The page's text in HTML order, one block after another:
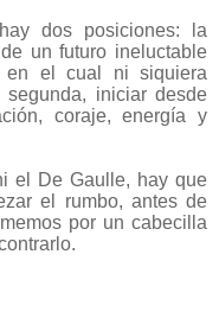
dos posiciones: la
un futuro ineluctable
en el cual ni siquiera
segunda, iniciar desde
coraje, energía y
el De Gaulle, hay que
el rumbo, antes de
por un cabecilla